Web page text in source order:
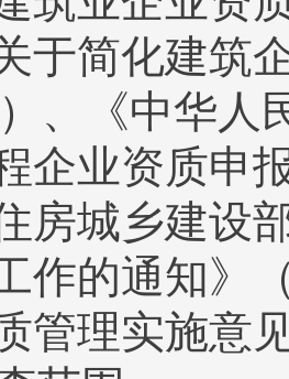
于简化建筑
、《中华人
企业资质申
房城乡建设
作的通知》
管理实施意